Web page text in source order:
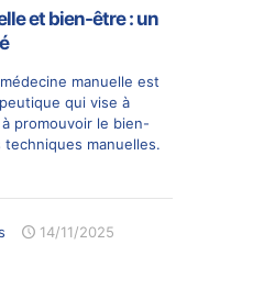
et bien-être : un
manuelle est
qui vise à
promouvoir le bien-
manuelles.
14/11/2025